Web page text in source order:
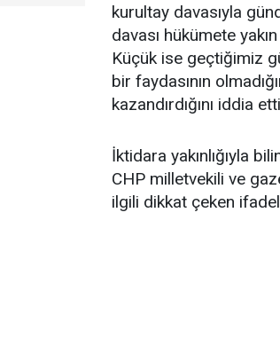
kurultay davasıyla
davası hükümete
Küçük ise geçtiğimiz
bir faydasının
kazandırdığını iddia
İktidara yakınlığıyla
CHP milletvekili ve
ilgili dikkat çeken